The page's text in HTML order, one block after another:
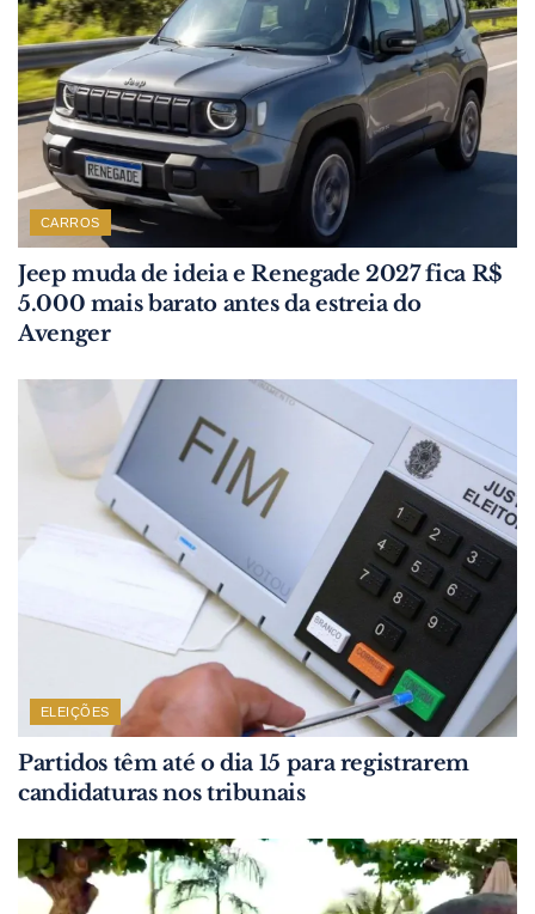
CARROS
Jeep muda de ideia e Renegade 2027 fica R$
5.000 mais barato antes da estreia do
Avenger
ELEIÇÕES
Partidos têm até o dia 15 para registrarem
candidaturas nos tribunais